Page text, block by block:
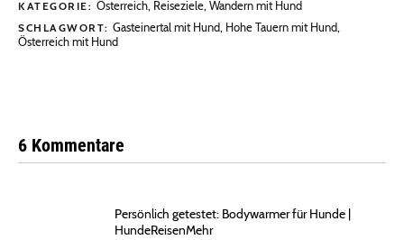
KATEGORIE: Österreich, Reiseziele, Wandern mit Hund
SCHLAGWORT: Gasteinertal mit Hund, Hohe Tauern mit Hund,
Österreich mit Hund
6 Kommentare
Persönlich getestet: Bodywarmer für Hunde |
HundeReisenMehr